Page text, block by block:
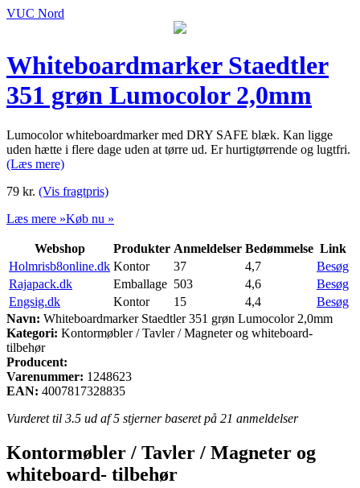
VUC Nord
Whiteboardmarker Staedtler
351 grøn Lumocolor 2,0mm
Lumocolor whiteboardmarker med DRY SAFE blæk. Kan ligge
uden hætte i flere dage uden at tørre ud. Er hurtigtørrende og lugtfri.
(Læs mere)
79 kr. (Vis fragtpris)
Læs mere »Køb nu »
Webshop Produkter Anmeldelser Bedømmelse Link
Holmrisb8online.dk Kontor 37 4,7
Besøg
Rajapack.dk
Emballage 503 4,6
Besøg
Engsig.dk
Kontor 15 4,4
Besøg
Navn: Whiteboardmarker Staedtler 351 grøn Lumocolor 2,0mm
Kategori: Kontormøbler / Tavler / Magneter og whiteboard-
tilbehør
Producent:
Varenummer: 1248623
EAN: 4007817328835
Vurderet til 3.5 ud af 5 stjerner baseret på 21 anmeldelser
Kontormøbler / Tavler / Magneter og
whiteboard- tilbehør